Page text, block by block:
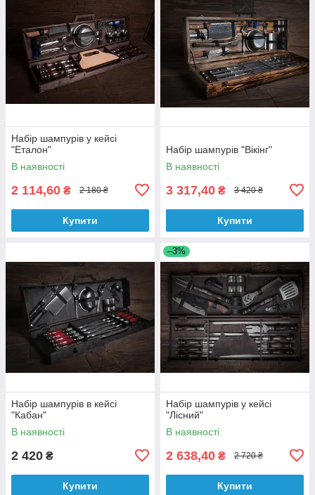
Набір шампурів у кейсі
"Еталон"
В наявності
2 114,60 ₴ 2 180 ₴
Купити
Набір шампурів "Вікінг"
В наявності
3 317,40 ₴ 3 420 ₴
Купити
Набір шампурів в кейсі
"Кабан"
В наявності
2 420 ₴
Купити
–3%
Набір шампурів у кейсі
"Лісний"
В наявності
2 638,40 ₴ 2 720 ₴
Купити